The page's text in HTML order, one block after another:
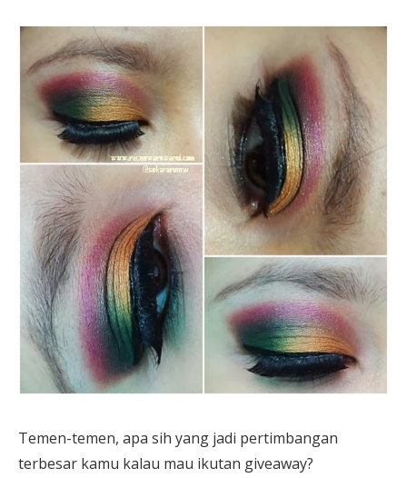
Temen-temen, apa sih yang jadi pertimbangan
terbesar kamu kalau mau ikutan giveaway?